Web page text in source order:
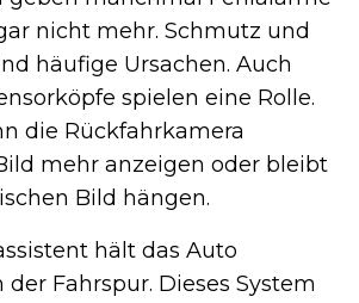
nicht mehr. Schmutz und
häufige Ursachen. Auch
spielen eine Rolle.
die Rückfahrkamera
mehr anzeigen oder bleibt
Bild hängen.
hält das Auto
Fahrspur. Dieses System